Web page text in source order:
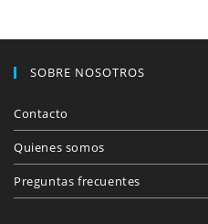
SOBRE NOSOTROS
Contacto
Quienes somos
Preguntas frecuentes